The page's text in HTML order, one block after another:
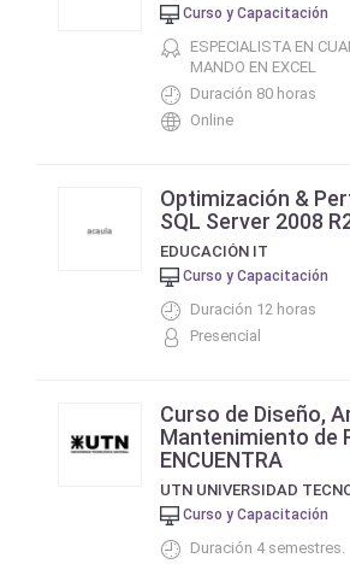
Curso y Capacitación
ESPECIALISTA EN
MANDO EN EXCEL
Duración 80 horas
Online
Optimización &
SQL Server 2008
EDUCACIÓN IT
Curso y Capacitación
Duración 12 horas
Presencial
Curso de Diseño,
Mantenimiento de
ENCUENTRA
Curso y Capacitación
Duración 4 semestres.